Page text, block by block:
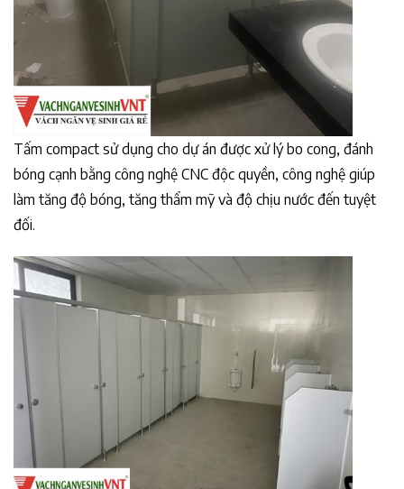
Tấm compact sử dụng cho dự án được xử lý bo cong, đánh
bóng cạnh bằng công nghệ CNC độc quyền, công nghệ giúp
làm tăng độ bóng, tăng thẩm mỹ và độ chịu nước đến tuyệt
đối.